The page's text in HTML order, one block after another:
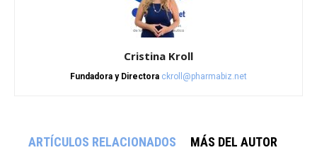
Cristina Kroll
Fundadora y Directora ckroll@pharmabiz.net
ARTÍCULOS RELACIONADOS MÁS DEL AUTOR